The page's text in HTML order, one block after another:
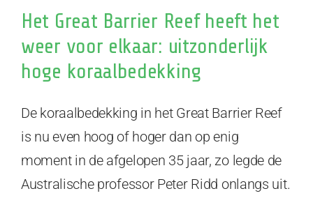
Het Great Barrier Reef heeft het
weer voor elkaar: uitzonderlijk
hoge koraalbedekking
De koraalbedekking in het Great Barrier Reef
is nu even hoog of hoger dan op enig
moment in de afgelopen 35 jaar, zo legde de
Australische professor Peter Ridd onlangs uit.